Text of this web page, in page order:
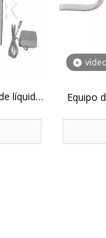
líquido
vídeo
Equipo
mango,